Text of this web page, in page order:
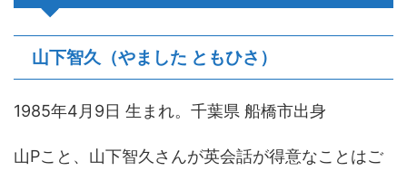
山下智久（やました ともひさ）
1985年4月9日 生まれ。千葉県 船橋市出身
山Pこと、山下智久さんが英会話が得意なことはご